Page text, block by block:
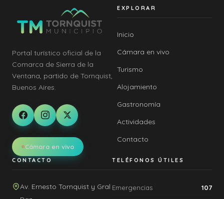
Portal turístico oficial de la
Comarca de Sierra de la
Ventana, partido de Tornquist,
Buenos Aires.
Cámara en vivo
EXPLORAR
Inicio
Cámara en vivo
Turismo
Alojamiento
Gastronomía
Actividades
Contacto
CONTACTO
Av. Ernesto Tornquist y Gral
TELÉFONOS ÚTILES
Emergencias
107